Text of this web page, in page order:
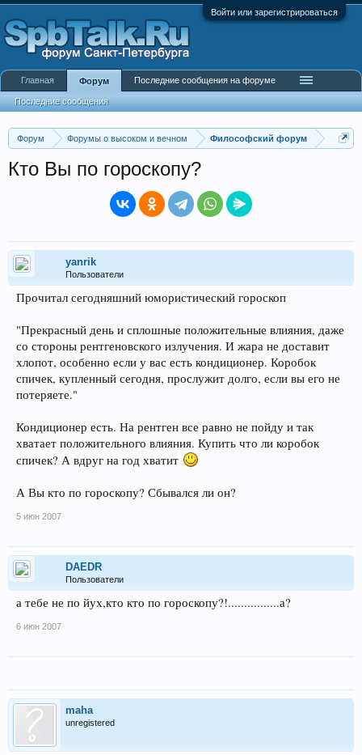
Войти или зарегистрироваться
Форум Форумы о высоком и вечном Философский форум
Кто Вы по гороскопу?
yanrik
Пользователи
Прочитал сегодняшний юмористический гороскоп
"Прекрасный день и сплошные положительные влияния, даже
со стороны рентгеновского излучения. И жара не доставит
хлопот, особенно если у вас есть кондиционер. Коробок
спичек, купленный сегодня, прослужит долго, если вы его не
потеряете."
Кондиционер есть. На рентген все равно не пойду и так
хватает положительного влияния. Купить что ли коробок
спичек? А вдруг на год хватит
А Вы кто по гороскопу? Сбывался ли он?
5 июн 2007
DAEDR
Пользователи
а тебе не по йух,кто кто по гороскопу?!................а?
6 июн 2007
maha
unregistered
Главная Форум
Последние сообщения
Последние сообщения на форуме